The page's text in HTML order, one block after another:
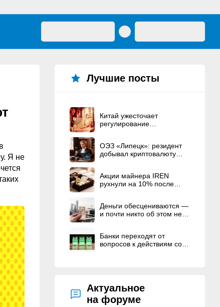
Я не
Лучшие посты
Китай ужесточает
регулирование
ОЭЗ «Липецк»: резидент
добывал криптовалюту
Акции майнера IREN
рухнули на 10% после
основателям
Деньги обесцениваются —
и почти никто об этом не
Банки переходят от
вопросов к действиям со
Актуальное
на форуме